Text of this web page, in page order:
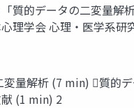
質的データの二変量解
理学会 心理・医学系
変量解析 (7 min) 質的
(1 min) 2